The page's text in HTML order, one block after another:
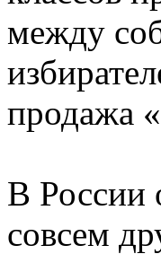
между
продажа
В России
совсем